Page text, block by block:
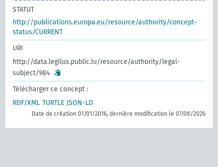
STATUT
http://publications.europa.eu/resource/authority/concept-
status/CURRENT
URI
http://data.legilux.public.lu/resource/authority/legal-
subject/984
Télécharger ce concept :
RDF/XML TURTLE JSON-LD
Date de création 01/01/2016, dernière modification le 07/08/2026